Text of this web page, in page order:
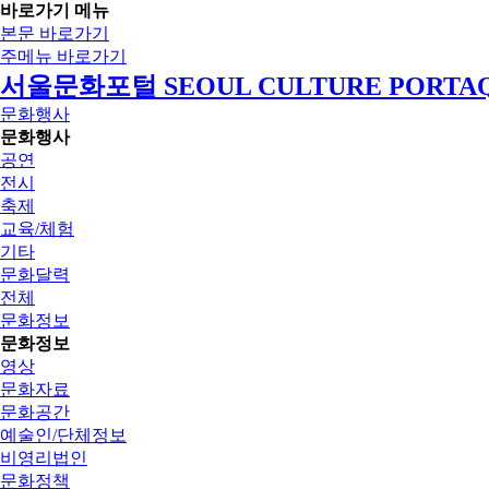
바로가기 메뉴
본문 바로가기
주메뉴 바로가기
서울문화포털 SEOUL CULTURE
문화행사
문화행사
공연
전시
축제
교육/체험
기타
문화달력
전체
문화정보
문화정보
영상
문화자료
문화공간
예술인/단체정보
비영리법인
문화정책